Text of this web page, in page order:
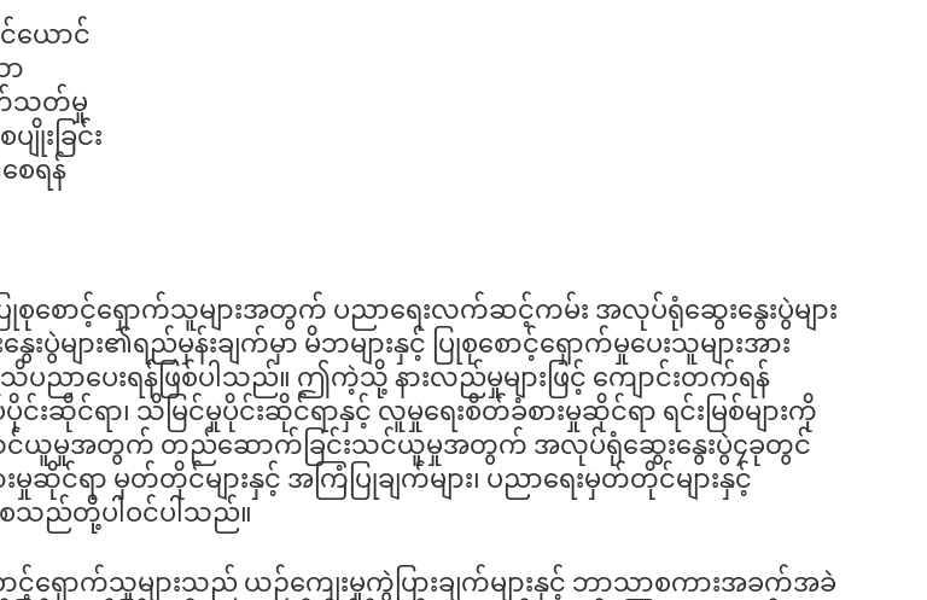
ယောင်
တ်သတ်မှု
းခြင်း
ေရန်
စုစောင့်ရှောက်သူများအတွက် ပညာရေးလက်ဆင့်ကမ်း အလုပ်ရုံဆွေးနွေးပွဲများ
များ၏ရည်မှန်းချက်မှာ မိဘများနှင့် ပြုစုစောင့်ရှောက်မှုပေးသူများအား
ာပေးရန်ဖြစ်ပါသည်။ ဤကဲ့သို့ နားလည်မှုများဖြင့် ကျောင်းတက်ရန်
ရာ၊ သိမြင်မှုပိုင်းဆိုင်ရာနှင့် လူမှုရေးစိတ်ခံစားမှုဆိုင်ရာ ရင်းမြစ်များကို
င်ယူမှုအတွက် တည်ဆောက်ခြင်းသင်ယူမှုအတွက် အလုပ်ရုံဆွေးနွေးပွဲ၄ခုတွင်
ဆိုင်ရာ မှတ်တိုင်များနှင့် အကြံပြုချက်များ၊ ပညာရေးမှတ်တိုင်များနှင့်
စသည်တို့ပါဝင်ပါသည်။
ာင့်ရှောက်သူများသည် ယဉ်ကျေးမှုကွဲပြားချက်များနှင့် ဘာသာစကားအခက်အခဲ